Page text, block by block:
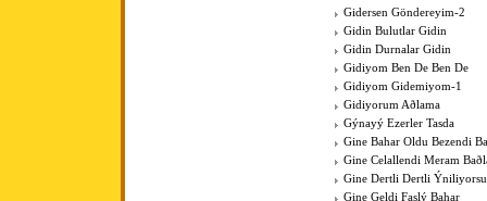
Gidersen Göndereyim-2
Gidin Bulutlar Gidin
Gidin Durnalar Gidin
Gidiyom Ben De Ben De
Gidiyom Gidemiyom-1
Gidiyorum Aðlama
Gýnayý Ezerler Tasda
Gine Bahar Oldu Bezendi
Gine Celallendi Meram
Gine Dertli Dertli
Gine Geldi Faslý Bahar